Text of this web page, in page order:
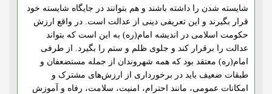
شایسته شدن را داشته باشند و هم بتوانند در جایگاه شایسته خود
قرار بگیرند و این تعریفی دینی از عدالت است. در واقع ارزش
حکومت اسلامی در اندیشه امام(ره) به این است که بتواند
عدالت را برقرار کند و جلوی ظلم و ستم را بگیرد. از طرفی
امام(ره) معتقد بود که همه شهروندان از جمله مستضعفان و
طبقات ضعیف باید در برخورداری از ارزش‌های مشترک و
امکانات عمومی، مانند احترام، امنیت، سلامت، رفاه و آموزش